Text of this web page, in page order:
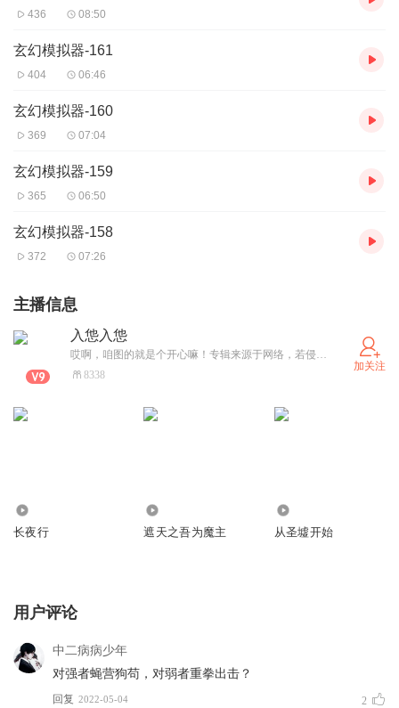
436 08:50
玄幻模拟器-161
404 06:46
玄幻模拟器-160
369 07:04
玄幻模拟器-159
365 06:50
玄幻模拟器-158
372 07:26
主播信息
入怹入怹
哎啊，咱图的就是个开心嘛！专辑来源于网络，若侵权联系下架专辑！
8338
加关注
长夜行 遮天之吾为魔主 从圣墟开始
用户评论
中二病病少年
对强者蝇营狗苟，对弱者重拳出击？
回复 2022-05-04 2